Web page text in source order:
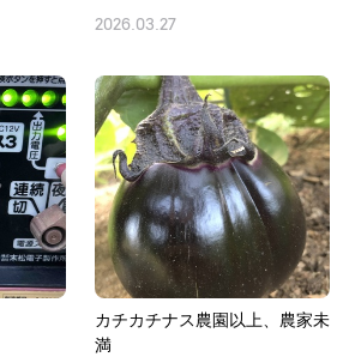
2026.03.27
カチカチナス農園以上、農家未
満